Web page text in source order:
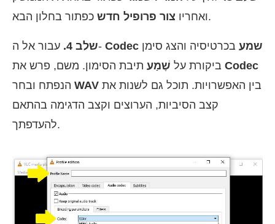
ואחריו צור פרופיל חדש כפתור בחלון הבא.
שלב 4.עבור אל ה- Codec שמע בכרטיסיה והצג סימן
ביקורת על שֶׁמַע
Codec
WAV
קצב הסיביות, הערוצים וקצב הדגימה בהתאם
להעדפתך.